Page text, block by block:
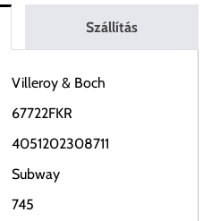
Szállítás
Villeroy & Boch
67722FKR
4051202308711
Subway
745